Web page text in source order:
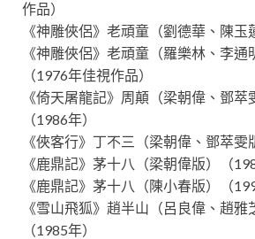
作品）
《神雕俠侶》老頑童（劉德華、陳玉
《神雕俠侶》老頑童（羅樂林、李通
（1976年佳視作品）
《倚天屠龍記》周顛（梁朝偉、鄧萃
（1986年）
《俠客行》丁不三（梁朝偉、鄧萃雯
《鹿鼎記》茅十八（梁朝偉版）（
《鹿鼎記》茅十八（陳小春版）（
《雪山飛狐》趙半山（呂良偉、趙雅
（1985年）